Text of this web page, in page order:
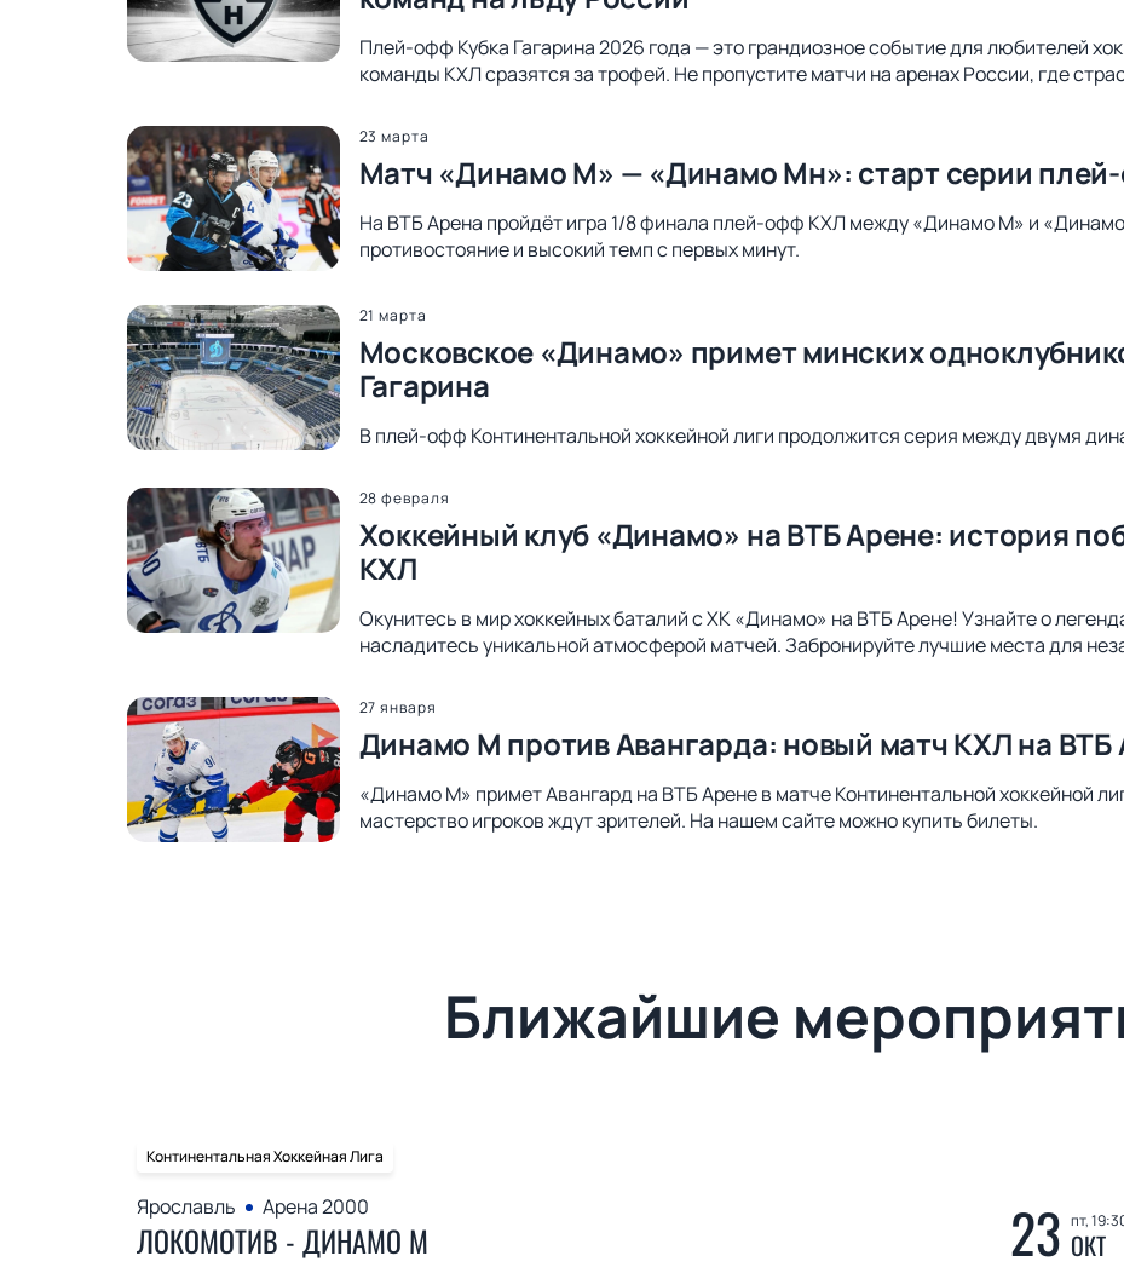
Плей-офф Кубка Гагарина 2026 года — это грандиозное событие для любителей
команды КХЛ сразятся за трофей. Не пропустите матчи на аренах России, где
23 марта
Матч «Динамо М» — «Динамо Мн»: старт серии
На ВТБ Арена пройдёт игра 1/8 финала плей-офф КХЛ между «Динамо М» и
противостояние и высокий темп с первых минут.
21 марта
Московское «Динамо» примет минских
Гагарина
В плей-офф Континентальной хоккейной лиги продолжится серия между двумя
28 февраля
Хоккейный клуб «Динамо» на ВТБ Арене: история
КХЛ
Окунитесь в мир хоккейных баталий с ХК «Динамо» на ВТБ Арене! Узнайте о
насладитесь уникальной атмосферой матчей. Забронируйте лучшие места для
27 января
Динамо М против Авангарда: новый матч КХЛ на ВТБ
«Динамо М» примет Авангард на ВТБ Арене в матче Континентальной хоккейной
мастерство игроков ждут зрителей. На нашем сайте можно купить билеты.
Ближайшие
Континентальная Хоккейная Лига
Ярославль Арена 2000
ЛОКОМОТИВ - ДИНАМО М 23 пт,
ОКТ